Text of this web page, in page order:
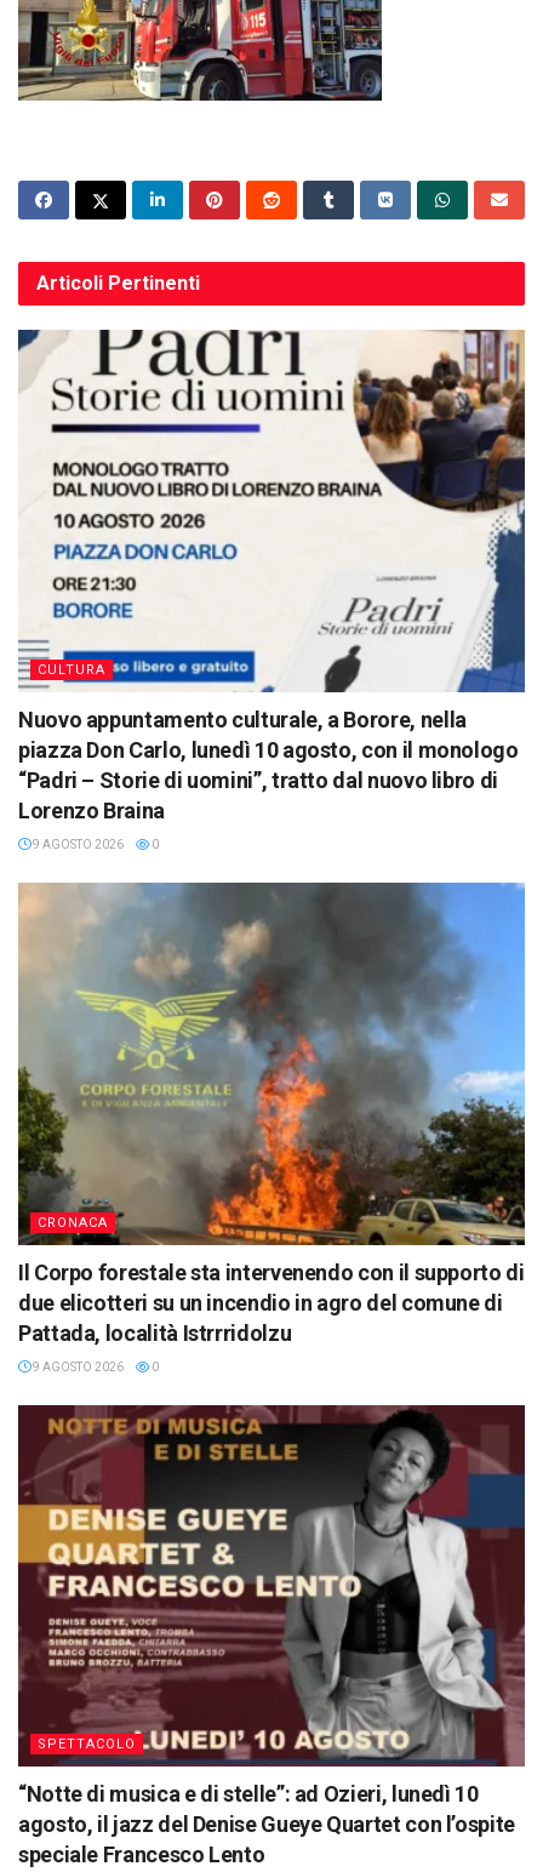
Articoli Pertinenti
CULTURA
Nuovo appuntamento culturale, a Borore, nella
piazza Don Carlo, lunedì 10 agosto, con il monologo
“Padri – Storie di uomini”, tratto dal nuovo libro di
Lorenzo Braina
9 AGOSTO 2026 0
CRONACA
Il Corpo forestale sta intervenendo con il supporto di
due elicotteri su un incendio in agro del comune di
Pattada, località Istrrridolzu
9 AGOSTO 2026 0
SPETTACOLO
“Notte di musica e di stelle”: ad Ozieri, lunedì 10
agosto, il jazz del Denise Gueye Quartet con l’ospite
speciale Francesco Lento